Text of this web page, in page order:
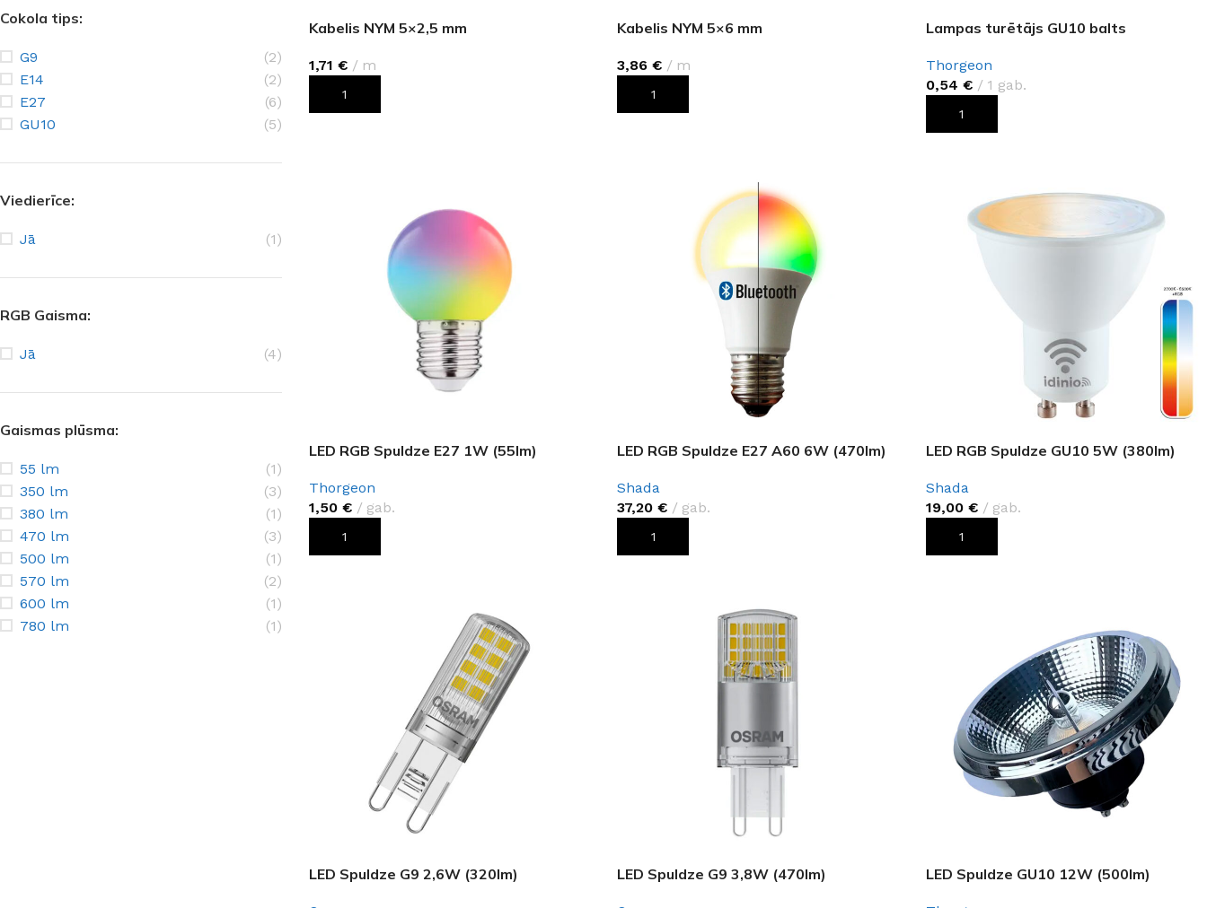
Cokola tips:
G9
(2)
E14
(2)
E27
(6)
GU10
(5)
Viedierīce:
Jā (1)
RGB Gaisma:
Jā (4)
Gaismas plūsma:
55 lm
(1)
350 lm
(3)
380 lm
(1)
470 lm
(3)
500 lm
(1)
570 lm
(2)
600 lm
(1)
780 lm
(1)
Kabelis NYM 5×2,5 mm
1,71 € m
PIEVIENOT GROZAM
Kabelis NYM 5×6 mm
3,86 € m
PIEVIENOT GROZAM
Lampas turētājs GU10 balts
Thorgeon
0,54 € 1 gab.
PIEVIENOT GROZAM
LED RGB Spuldze E27 1W (55lm)
Thorgeon
1,50 € gab.
PIEVIENOT GROZAM
LED RGB Spuldze E27 A60 6W (470lm)
Shada
37,20 € gab.
PIEVIENOT GROZAM
LED RGB Spuldze GU10 5W (380lm)
Shada
19,00 € gab.
PIEVIENOT GROZAM
LED Spuldze G9 2,6W (320lm) LED Spuldze G9 3,8W (470lm) LED Spuldze GU10 12W (500lm)